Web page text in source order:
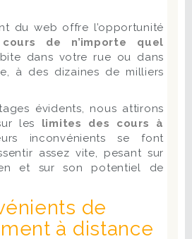
du web offre l’opportunité
de n’importe quel
dans votre rue ou dans
à des dizaines de milliers
évidents, nous attirons
les limites des cours à
inconvénients se font
assez vite, pesant sur
et sur son potentiel de
de
à distance